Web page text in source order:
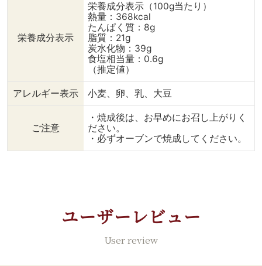
栄養成分表示
栄養成分表示（100g当たり）
熱量：368kcal
たんぱく質：8g
脂質：21g
炭水化物：39g
食塩相当量：0.6g
（推定値）
アレルギー表示 小麦、卵、乳、大豆
ご注意
・焼成後は、お早めにお召し上がりく
ださい。
・必ずオーブンで焼成してください。
ユーザーレビュー
User review